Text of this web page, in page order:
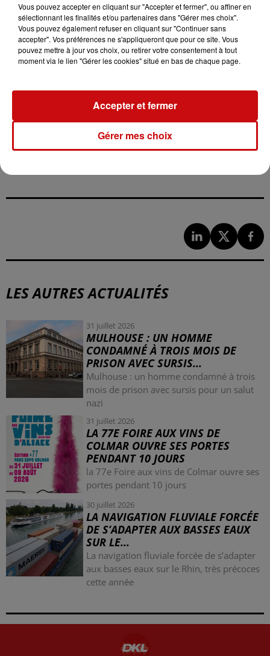
LES AUTRES ACTUALITÉS
31 juillet 2026
MULHOUSE : UN HOMME
CONDAMNÉ À TROIS MOIS DE
PRISON AVEC SURSIS...
Mulhouse : un homme condamné à trois
mois de prison avec sursis pour un salut
nazi
31 juillet 2026
LA 77E FOIRE AUX VINS DE
COLMAR OUVRE SES PORTES
PENDANT 10 JOURS
la 77e Foire aux vins de Colmar ouvre ses
portes pendant 10 jours
30 juillet 2026
LA NAVIGATION FLUVIALE FORCÉE
DE S’ADAPTER AUX BASSES EAUX
SUR LE...
La navigation fluviale forcée de s’adapter
aux basses eaux sur le Rhin, très précoces
cette année
Vous pouvez accepter en cliquant sur "Accepter et fermer", ou affiner en
sélectionnant les finalités et/ou partenaires dans "Gérer mes choix".
Vous pouvez également refuser en cliquant sur "Continuer sans
accepter". Vos préférences ne s'appliqueront que pour ce site. Vous
pouvez mettre à jour vos choix, ou retirer votre consentement à tout
moment via le lien "Gérer les cookies" situé en bas de chaque page.
Gérer mes choix
Accepter et fermer